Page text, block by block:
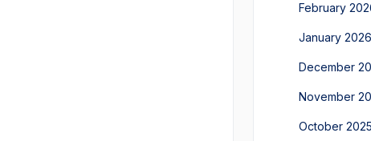
February
January 2026
December
November
October 2025